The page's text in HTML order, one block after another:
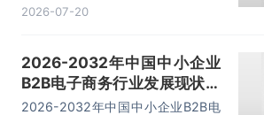
告，主要包括电子商务开展条件及障
2026-07-20
2026-2032年中国中小企业
B2B电子商务行业发展现状监
测及投资方向研究报告
2026-2032年中国中小企业B2B电